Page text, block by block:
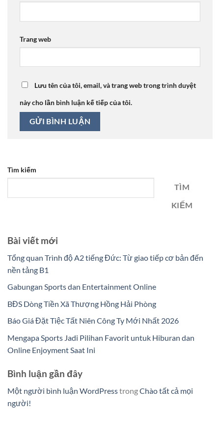
Trang web
Lưu tên của tôi, email, và trang web trong trình duyệt
này cho lần bình luận kế tiếp của tôi.
Tìm kiếm
TÌM
KIẾM
Bài viết mới
Tổng quan Trình độ A2 tiếng Đức: Từ giao tiếp cơ bản đến
nền tảng B1
Gabungan Sports dan Entertainment Online
BĐS Dòng Tiền Xã Thượng Hồng Hải Phòng
Báo Giá Đặt Tiệc Tất Niên Công Ty Mới Nhất 2026
Mengapa Sports Jadi Pilihan Favorit untuk Hiburan dan
Online Enjoyment Saat Ini
Bình luận gần đây
Một người bình luận WordPresstrongChào tất cả mọi
người!